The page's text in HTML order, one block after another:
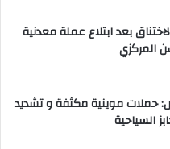
بعد ابتلاع عملة معدنية
المركزي
حملات موينية مكثفة و تشديد
السياحية